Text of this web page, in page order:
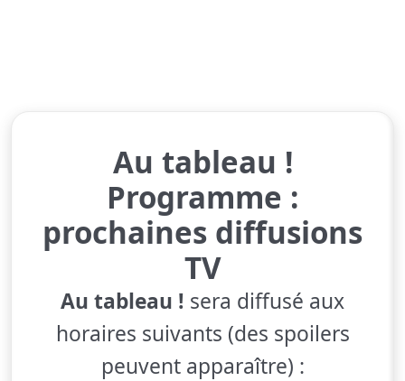
Au tableau !
Programme :
prochaines diffusions
TV
Au tableau ! sera diffusé aux
horaires suivants (des spoilers
peuvent apparaître) :